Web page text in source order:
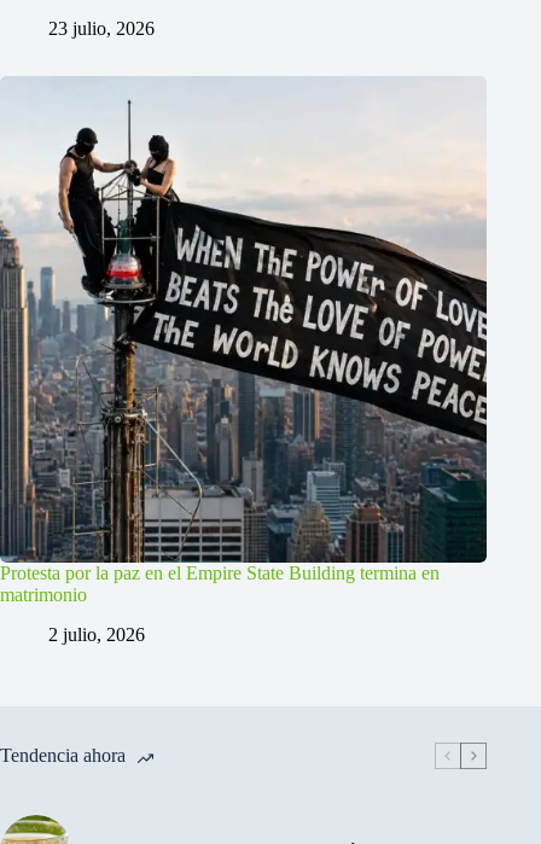
23 julio, 2026
Protesta por la paz en el Empire State Building termina en
matrimonio
2 julio, 2026
Tendencia ahora